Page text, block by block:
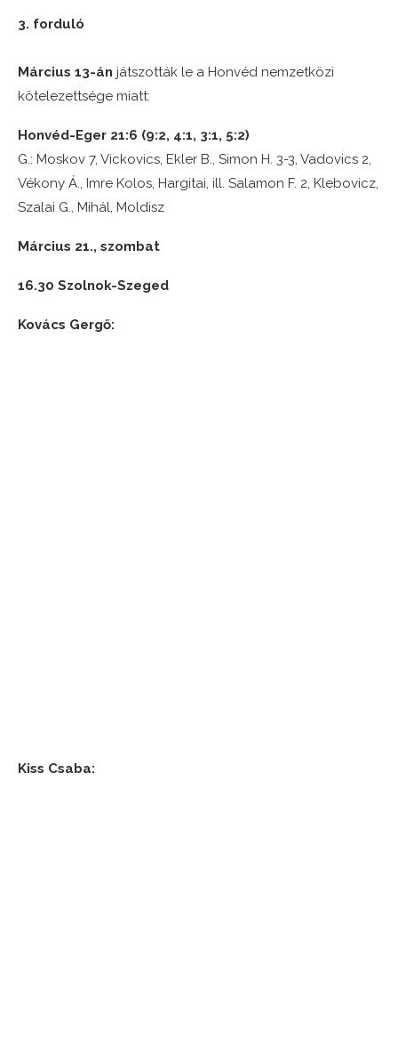
3. forduló
Március 13-án játszották le a Honvéd nemzetközi
kötelezettsége miatt:
Honvéd-Eger 21:6 (9:2, 4:1, 3:1, 5:2)
G.: Moskov 7, Vickovics, Ekler B., Simon H. 3-3, Vadovics 2,
Vékony Á., Imre Kolos, Hargitai, ill. Salamon F. 2, Klebovicz,
Szalai G., Mihál, Moldisz
Március 21., szombat
16.30 Szolnok-Szeged
Kovács Gergő:
Kiss Csaba: